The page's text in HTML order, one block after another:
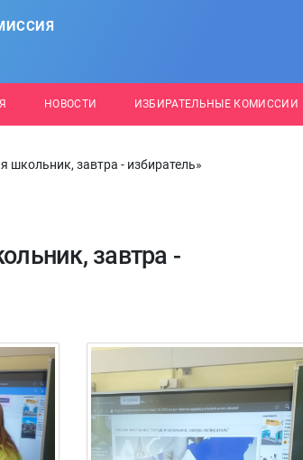
НОВОСТИ ИЗБИРАТЕЛЬНЫЕ КОМИССИИ
школьник, завтра - избиратель»
завтра -